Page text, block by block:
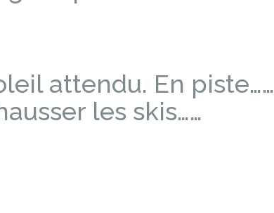
attendu. En piste……
les skis……